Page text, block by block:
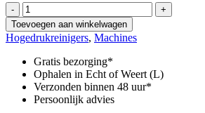
-
HD
18/50-
4
Cage
Adv
aantal
+
Toevoegen aan winkelwagen
Hogedrukreinigers, Machines
Gratis bezorging*
Ophalen in Echt of Weert (L)
Verzonden binnen 48 uur*
Persoonlijk advies